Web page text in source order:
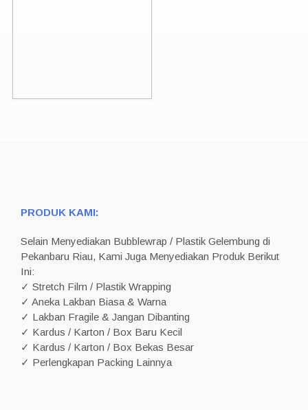
PRODUK KAMI:
Selain Menyediakan Bubblewrap / Plastik Gelembung di
Pekanbaru Riau, Kami Juga Menyediakan Produk Berikut
Ini:
✓ Stretch Film / Plastik Wrapping
✓ Aneka Lakban Biasa & Warna
✓ Lakban Fragile & Jangan Dibanting
✓ Kardus / Karton / Box Baru Kecil
✓ Kardus / Karton / Box Bekas Besar
✓ Perlengkapan Packing Lainnya